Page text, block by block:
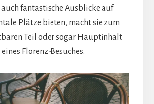
auch fantastische Ausblicke auf
Plätze bieten, macht sie zum
Teil oder sogar Hauptinhalt
eines Florenz-Besuches.